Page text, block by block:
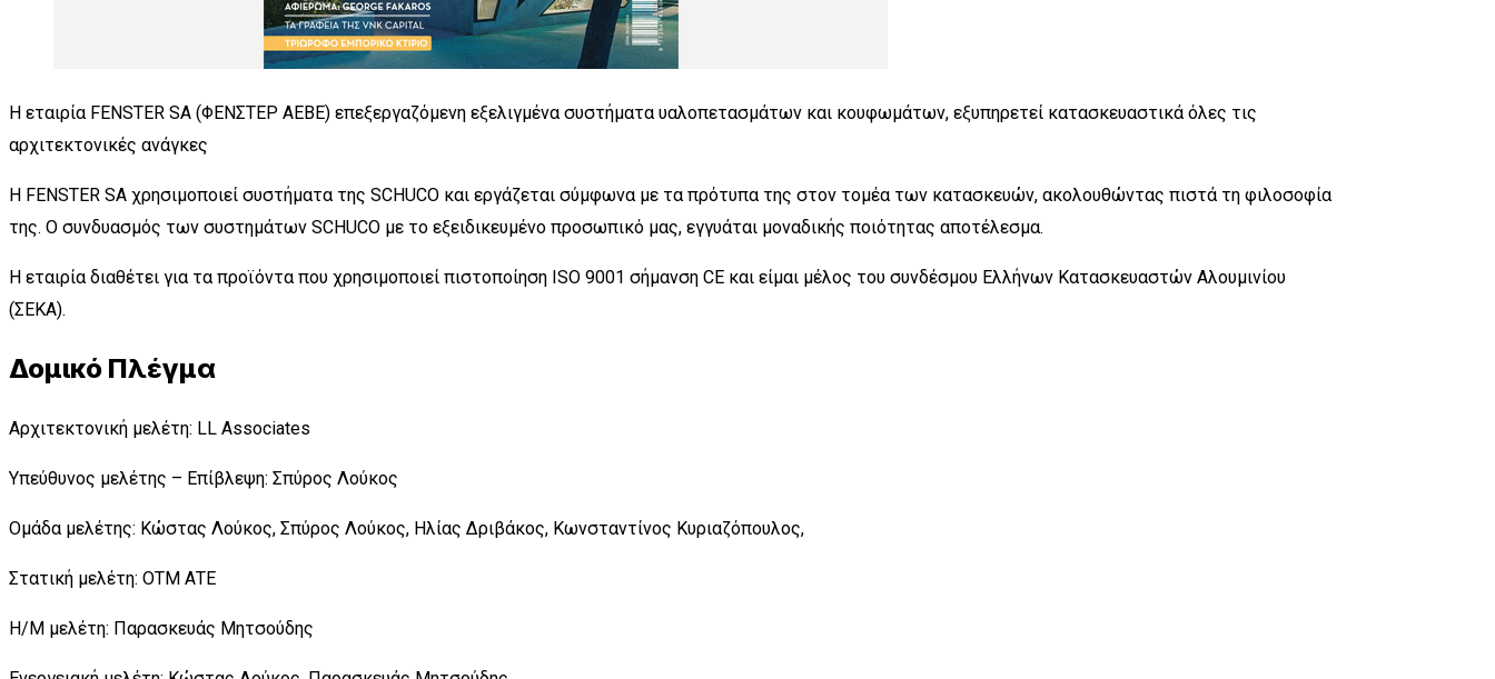
Η εταιρία FENSTER SA (ΦΕΝΣΤΕΡ ΑΕΒΕ) επεξεργαζόμενη εξελιγμένα συστήματα υαλοπετασμάτων και κουφωμάτων, εξυπηρετεί κατασκευαστικά όλες τις
αρχιτεκτονικές ανάγκες
Η FENSTER SA χρησιμοποιεί συστήματα της SCHUCO και εργάζεται σύμφωνα με τα πρότυπα της στον τομέα των κατασκευών, ακολουθώντας πιστά τη φιλοσοφία
της. Ο συνδυασμός των συστημάτων SCHUCO με το εξειδικευμένο προσωπικό μας, εγγυάται μοναδικής ποιότητας αποτέλεσμα.
Η εταιρία διαθέτει για τα προϊόντα που χρησιμοποιεί πιστοποίηση ISO 9001 σήμανση CE και είμαι μέλος του συνδέσμου Ελλήνων Κατασκευαστών Αλουμινίου
(ΣΕΚΑ).
Δομικό Πλέγμα
Αρχιτεκτονική μελέτη: LL Associates
Υπεύθυνος μελέτης – Επίβλεψη: Σπύρος Λούκος
Ομάδα μελέτης: Κώστας Λούκος, Σπύρος Λούκος, Ηλίας Δριβάκος, Κωνσταντίνος Κυριαζόπουλος,
Στατική μελέτη: ΟΤΜ ΑΤΕ
Η/Μ μελέτη: Παρασκευάς Μητσούδης